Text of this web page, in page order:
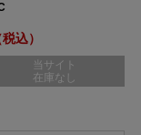
込）
当サイト
在庫なし